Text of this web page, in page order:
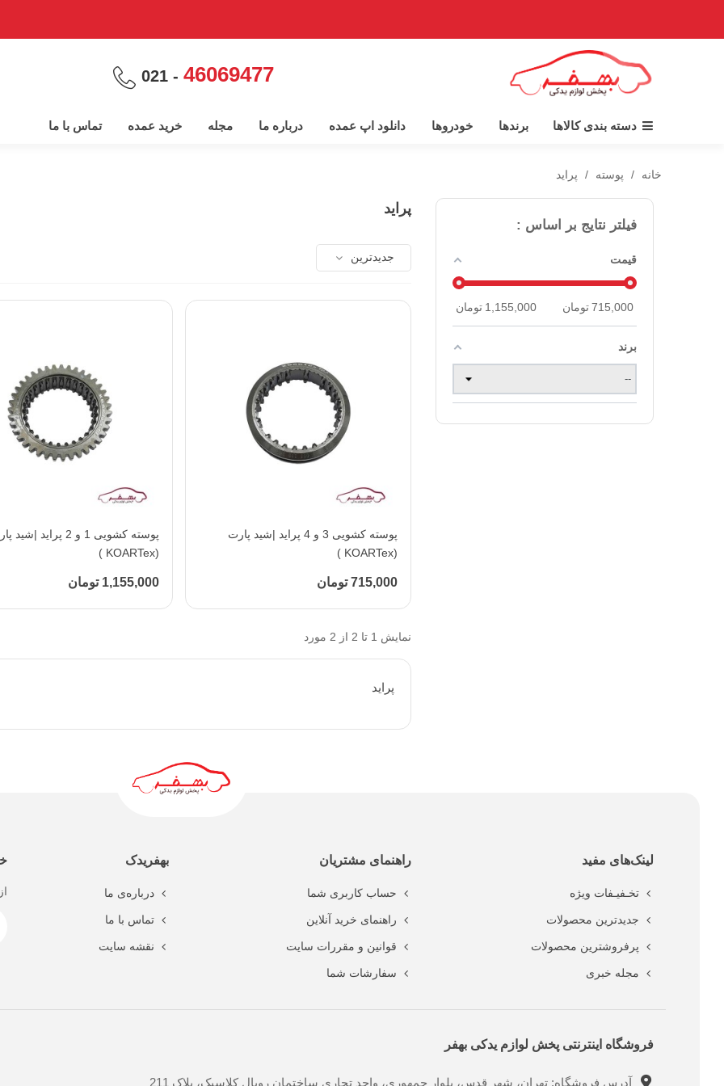
46069477
- 021
دسته بندی کالاها برندها خودروها دانلود اپ عمده درباره ما مجله خرید عمده تماس با ما
خانه / پوسته / پراید
فیلتر نتایج بر اساس :
قیمت
715,000تومان 1,155,000 تومان
برند
پراید
جدیدترین
افزودن به محبوب‌ها
پوسته کشویی 3 و 4 پراید |شید پارت
(KOARTex )
715,000 تومان
افزودن به محبوب‌ها
پوسته کشویی 1 و 2 پراید
(KOARTex )
1,155,000 تومان
نمایش 1 تا 2 از 2 مورد
پرايد
لینک‌های مفید
تخـفیـفات ویژه
جدیدترین محصولات
پرفروشترین محصولات
مجله خبری
راهنمای مشتریان
حساب کاربری شما
راهنمای خرید آنلاین
قوانین و مقررات سایت
سفارشات شما
بهفریدک
درباره‌ی ما
تماس با ما
نقشه سایت
از
فروشگاه اینترنتی پخش لوازم یدکی بهفر
آدرس فروشگاه: تهران، شهر قدس، بلوار جمهوری، واحد تجاری ساختمان رویال کلاسیک، پلاک 211